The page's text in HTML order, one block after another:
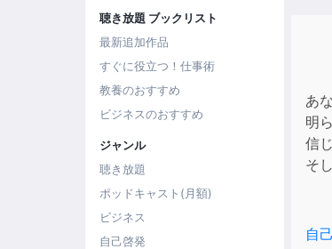
聴き放題 ブックリスト
最新追加作品
すぐに役立つ！仕事術
教養のおすすめ
ビジネスのおすすめ
ジャンル
聴き放題
ポッドキャスト(月額)
ビジネス
自己啓発
あ
明
信
そ
自